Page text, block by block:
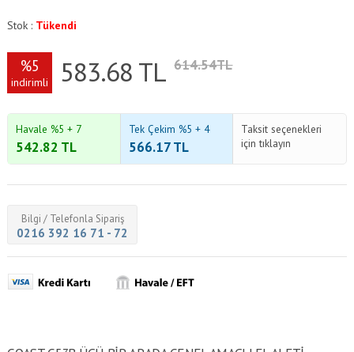
Stok : Tükendi
%5
indirimli 583.68 TL 614.54TL
Havale %5 + 7
542.82 TL
Tek Çekim %5 + 4
566.17TL
Taksit seçenekleri
için tıklayın
Bilgi / Telefonla Sipariş
0216 392 16 71 - 72